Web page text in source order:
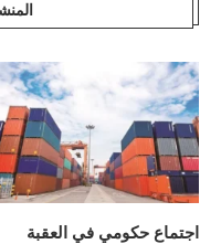
اجتماع حكومي في العقبة